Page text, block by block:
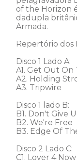
of the Horizon
dadupla
Armada.
Repertório dos
Disco 1 Lado A:
A1. Get Out
A2. Holding
A3. Tripwire
Disco 1 lado B:
B1. Don't Give
B2. We're Free
B3. Edge Of
Disco 2 Lado C:
C1. Lover 4 Now